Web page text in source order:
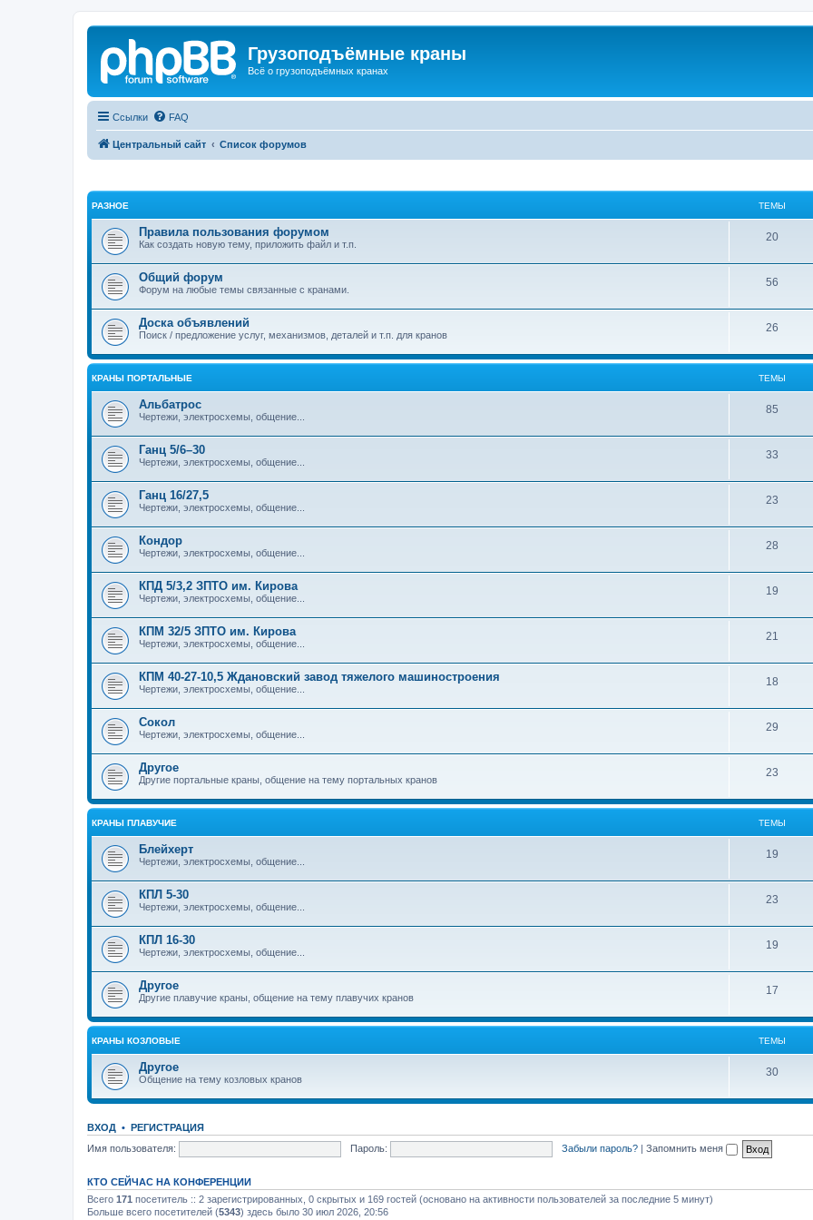
Грузоподъёмные краны
Всё о грузоподъёмных кранах
Ссылки FAQ
Центральный сайт Список форумов
РАЗНОЕ ТЕМЫ
Правила пользования форумом
Как создать новую тему, приложить файл и т.п.
20
Общий форум
Форум на любые темы связанные с кранами.
56
Доска объявлений
Поиск / предложение услуг, механизмов, деталей и т.п. для кранов
26
КРАНЫ ПОРТАЛЬНЫЕ ТЕМЫ
Альбатрос
Чертежи, электросхемы, общение...
85
Ганц 5/6–30
Чертежи, электросхемы, общение...
33
Ганц 16/27,5
Чертежи, электросхемы, общение...
23
Кондор
Чертежи, электросхемы, общение...
28
КПД 5/3,2 ЗПТО им. Кирова
Чертежи, электросхемы, общение...
19
КПМ 32/5 ЗПТО им. Кирова
Чертежи, электросхемы, общение...
21
КПМ 40-27-10,5 Ждановский завод тяжелого машиностроения
Чертежи, электросхемы, общение...
18
Сокол
Чертежи, электросхемы, общение...
29
Другое
Другие портальные краны, общение на тему портальных кранов
23
КРАНЫ ПЛАВУЧИЕ ТЕМЫ
Блейхерт
Чертежи, электросхемы, общение...
19
КПЛ 5-30
Чертежи, электросхемы, общение...
23
КПЛ 16-30
Чертежи, электросхемы, общение...
19
Другое
Другие плавучие краны, общение на тему плавучих кранов
17
КРАНЫ КОЗЛОВЫЕ ТЕМЫ
Другое
Общение на тему козловых кранов
30
ВХОД • РЕГИСТРАЦИЯ
Имя пользователя:
Пароль: Забыли пароль? | Запомнить меня
КТО СЕЙЧАС НА КОНФЕРЕНЦИИ
Всего 171 посетитель :: 2 зарегистрированных, 0 скрытых и 169 гостей (основано на активности пользователей за последние 5 минут)
Больше всего посетителей (5343) здесь было 30 июл 2026, 20:56